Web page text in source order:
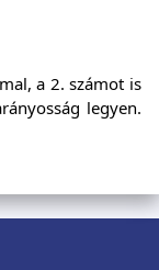
a 2. számot is
legyen.